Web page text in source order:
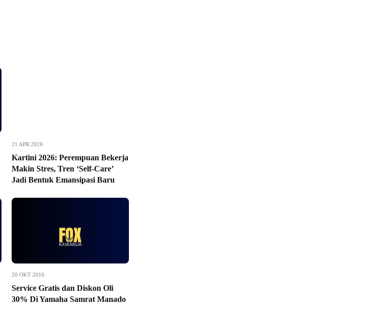
21 APR 2026
Kartini 2026: Perempuan Bekerja
Makin Stres, Tren ‘Self-Care’
Jadi Bentuk Emansipasi Baru
20 OKT 2016
Service Gratis dan Diskon Oli
30% Di Yamaha Samrat Manado